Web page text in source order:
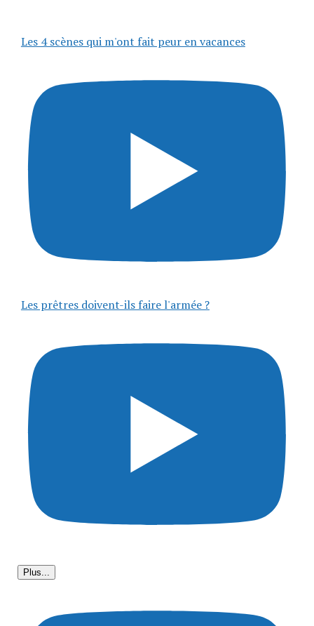
Les 4 scènes qui m'ont fait peur en vacances
Les prêtres doivent-ils faire l'armée ?
Plus...